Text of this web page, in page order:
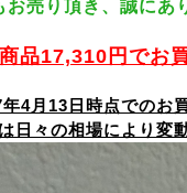
売り頂き、誠にあ
品17,310円でお
4月13日時点でのお
日々の相場により変